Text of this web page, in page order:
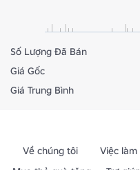
Số Lượng Đã Bán
Giá Gốc
Giá Trung Bình
Về chúng tôi Việc làm